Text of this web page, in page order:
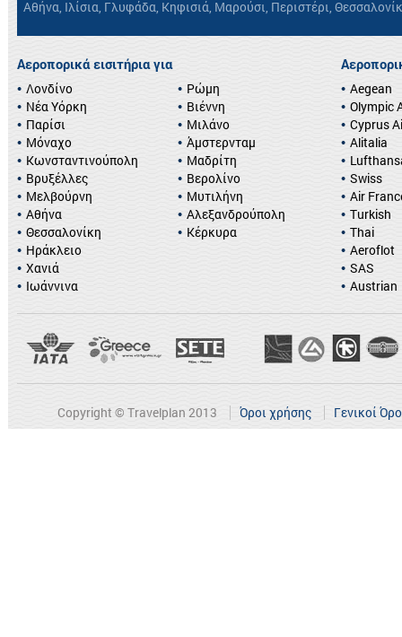
Αθήνα, Ιλίσια, Γλυφάδα, Κηφισιά, Μαρούσι, Περιστέρι,
Αεροπορικά εισιτήρια για
Λονδίνο
Νέα Υόρκη
Παρίσι
Μόναχο
Κωνσταντινούπολη
Βρυξέλλες
Ρώμη
Βιέννη
Μιλάνο
Άμστερνταμ
Μαδρίτη
Βερολίνο
Μελβούρνη
Αθήνα
Θεσσαλονίκη
Ηράκλειο
Χανιά
Ιωάννινα
Μυτιλήνη
Αλεξανδρούπολη
Κέρκυρα
Aegean
Olympic
Cyprus
Alitalia
Swiss
Air
Turkish
Thai
Aeroflot
SAS
Austrian
Copyright © Travelplan 2013 Όροι χρήσης Γενικοί